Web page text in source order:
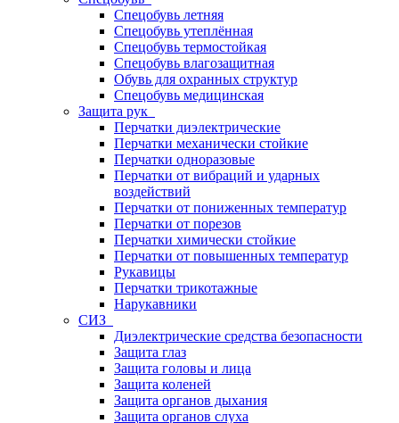
Спецобувь летняя
Спецобувь утеплённая
Спецобувь термостойкая
Спецобувь влагозащитная
Обувь для охранных структур
Спецобувь медицинская
Защита рук
Перчатки диэлектрические
Перчатки механически стойкие
Перчатки одноразовые
Перчатки от вибраций и ударных
воздействий
Перчатки от пониженных температур
Перчатки от порезов
Перчатки химически стойкие
Перчатки от повышенных температур
Рукавицы
Перчатки трикотажные
Нарукавники
СИЗ
Диэлектрические средства безопасности
Защита глаз
Защита головы и лица
Защита коленей
Защита органов дыхания
Защита органов слуха